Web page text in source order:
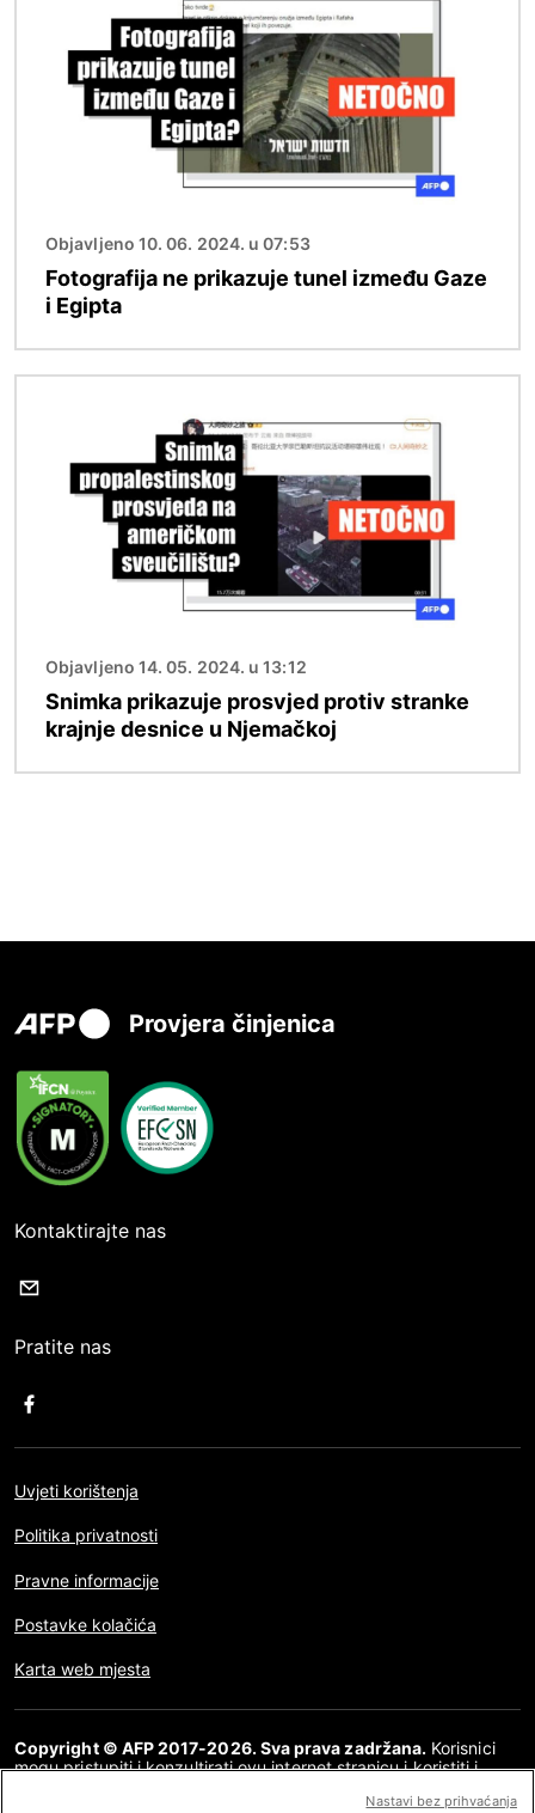
Objavljeno 10. 06. 2024. u 07:53
Fotografija ne prikazuje tunel između Gaze
i Egipta
Objavljeno 14. 05. 2024. u 13:12
Snimka prikazuje prosvjed protiv stranke
krajnje desnice u Njemačkoj
Provjera činjenica
Kontaktirajte nas
Pratite nas
Uvjeti korištenja
Politika privatnosti
Pravne informacije
Postavke kolačića
Karta web mjesta
Copyright © AFP 2017-2026. Sva prava zadržana. Korisnici
mogu pristupiti i konzultirati ovu internet stranicu i koristiti i
kakva druga uporaba, posebno bilo kakva vrsta reproduciranja,
Nastavi bez prihvaćanja